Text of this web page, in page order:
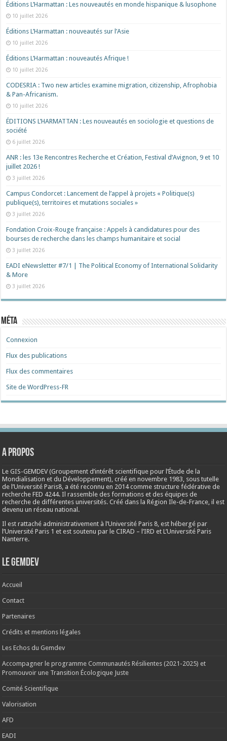
Éditions L’Harmattan : Les nouveautés en monde hispanique & lusophone
10 juillet 2026
Éditions L’Harmattan : nouveautés sur l’Asie
10 juillet 2026
Éditions L’Harmattan : nouveautés Afrique !​
10 juillet 2026
CODESRIA : Two new articles examine migration, citizenship, Afrophobia
& Pan-Africanism.
10 juillet 2026
ÉDITIONS L’HARMATTAN : Les nouveautés en sociologie et questions de
société
6 juillet 2026
ANR : les 13e Rencontres Recherche et Création, Festival d’Avignon, 9 et 10
juillet 2026 !
3 juillet 2026
Campus Condorcet : Lancement de l’appel à projets « Politique(s)
publique(s), territoires et mutations sociales »
3 juillet 2026
Fondation Croix-Rouge française : Appels à candidatures pour des
bourses de recherche dans les champs humanitaire et social
3 juillet 2026
EADI eNewsletter #7/1 | The Political Economy of International Solidarity
& More
3 juillet 2026
Méta
Connexion
Flux des publications
Flux des commentaires
Site de WordPress-FR
A propos
Le GIS-GEMDEV (Groupement d’intérêt scientifique pour l’Étude de la
Mondialisation et du Développement), créé ennovembre 1983, sous tutelle
de l’Université Paris8, a été reconnu en 2014 comme structure fédérative de
recherche FED 4244. Il rassemble des formations et des équipes de
recherche de différentes universités. Créé dans la Région Ile-de-France, il est
devenu un réseau national.
Il est rattaché administrativement à l’Université Paris 8, est hébergé par
l’Université Paris 1 et est soutenu par le CIRAD – l’IRD et L’Université Paris
Nanterre.
Le Gemdev
Accueil
Contact
Partenaires
Crédits et mentions légales
Les Echos du Gemdev
Accompagner le programme Communautés Résilientes (2021-2025) et
Promouvoir une Transition Écologique Juste
Comité Scientifique
Valorisation
AFD
EADI